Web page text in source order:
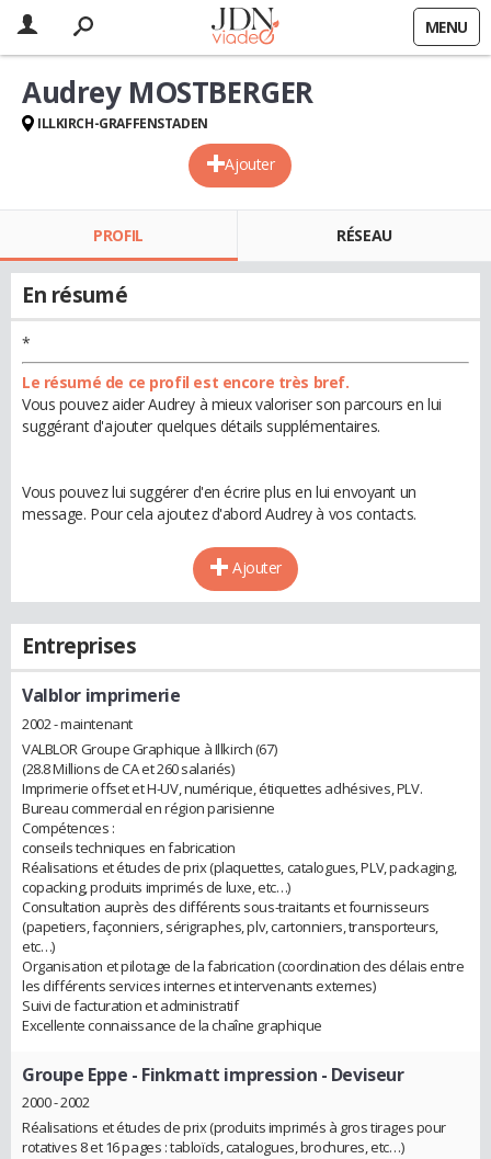
MENU
Ajouter
Audrey MOSTBERGER
ILLKIRCH-GRAFFENSTADEN
PROFIL RÉSEAU
En résumé
*
Le résumé de ce profil est encore très bref.
Vous pouvez aider Audrey à mieux valoriser son parcours en lui
suggérant d'ajouter quelques détails supplémentaires.
Vous pouvez lui suggérer d'en écrire plus en lui envoyant un
message. Pour cela ajoutez d'abord Audrey à vos contacts.
Ajouter
Entreprises
Valblor imprimerie
2002 - maintenant
VALBLOR Groupe Graphique à Illkirch (67)
(28.8 Millions de CA et 260 salariés)
Imprimerie offset et H-UV, numérique, étiquettes adhésives, PLV.
Bureau commercial en région parisienne
Compétences :
conseils techniques en fabrication
Réalisations et études de prix (plaquettes, catalogues, PLV, packaging,
copacking, produits imprimés de luxe, etc…)
Consultation auprès des différents sous-traitants et fournisseurs
(papetiers, façonniers, sérigraphes, plv, cartonniers, transporteurs,
etc…)
Organisation et pilotage de la fabrication (coordination des délais entre
les différents services internes et intervenants externes)
Suivi de facturation et administratif
Excellente connaissance de la chaîne graphique
Groupe Eppe - Finkmatt impression - Deviseur
2000 - 2002
Réalisations et études de prix (produits imprimés à gros tirages pour
rotatives 8 et 16 pages : tabloïds, catalogues, brochures, etc…)